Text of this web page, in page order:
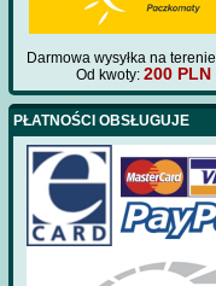
Darmowa wysyłka na terenie
Od kwoty: 200 PLN
PŁATNOŚCI OBSŁUGUJE